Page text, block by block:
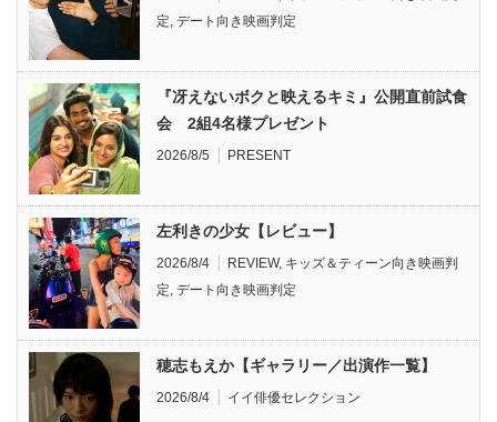
定, デート向き映画判定
『冴えないボクと映えるキミ』公開直前試食
会 2組4名様プレゼント
2026/8/5 PRESENT
左利きの少女【レビュー】
2026/8/4 REVIEW, キッズ＆ティーン向き映画判
定, デート向き映画判定
穂志もえか【ギャラリー／出演作一覧】
2026/8/4 イイ俳優セレクション